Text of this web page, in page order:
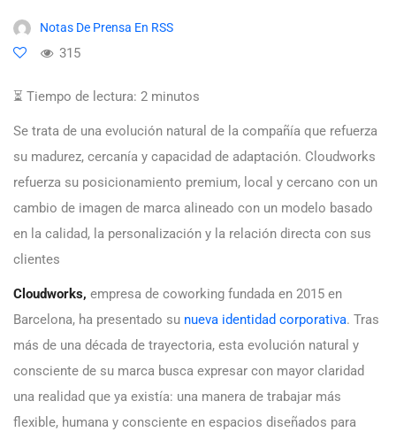
Notas De Prensa En RSS
315
⏳ Tiempo de lectura: 2 minutos
Se trata de una evolución natural de la compañía que refuerza
su madurez, cercanía y capacidad de adaptación. Cloudworks
refuerza su posicionamiento premium, local y cercano con un
cambio de imagen de marca alineado con un modelo basado
en la calidad, la personalización y la relación directa con sus
clientes
Cloudworks, empresa de coworking fundada en 2015 en
Barcelona, ha presentado su nueva identidad corporativa. Tras
más de una década de trayectoria, esta evolución natural y
consciente de su marca busca expresar con mayor claridad
una realidad que ya existía: una manera de trabajar más
flexible, humana y consciente en espacios diseñados para